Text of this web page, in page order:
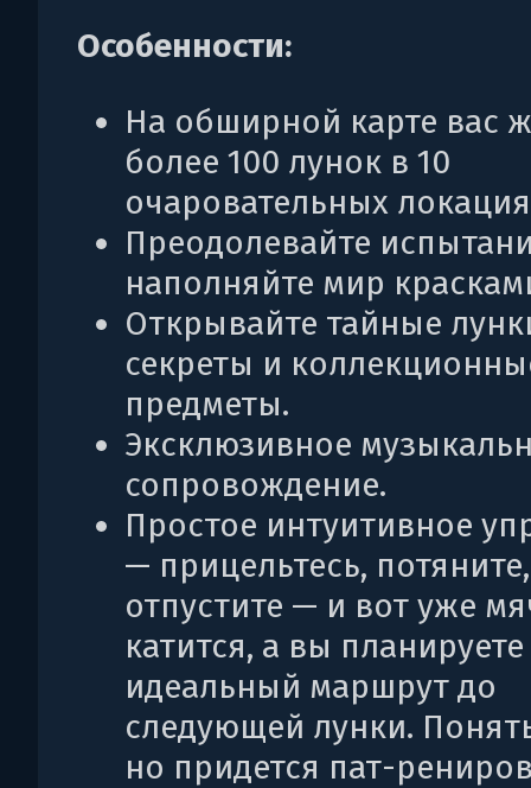
Особенности:
На обширной карте вас
более 100 лунок в 10
очаровательных
Преодолевайте
наполняйте мир
Открывайте тайные
секреты и
предметы.
Эксклюзивное
сопровождение.
Простое интуитивное
— прицельтесь, потяните,
отпустите — и вот уже
катится, а вы планируете
идеальный маршрут до
следующей лунки.
но придется пат-